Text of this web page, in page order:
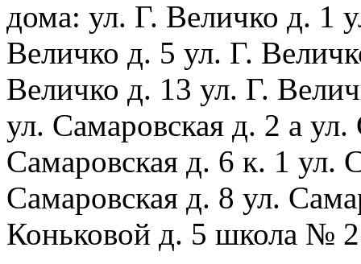
дома: ул. Г. Величко д. 1
Величко д. 5 ул. Г.
Величко д. 13 ул. Г.
ул. Самаровская д. 2 а
Самаровская д. 6 к. 1 ул.
Самаровская д. 8 ул.
Коньковой д. 5 школа №